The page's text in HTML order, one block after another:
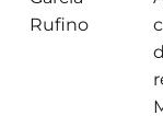
Rufino